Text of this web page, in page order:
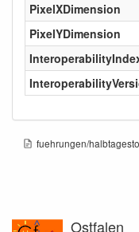
PixelXDimension
PixelYDimension
fuehrungen/
Ostfalen